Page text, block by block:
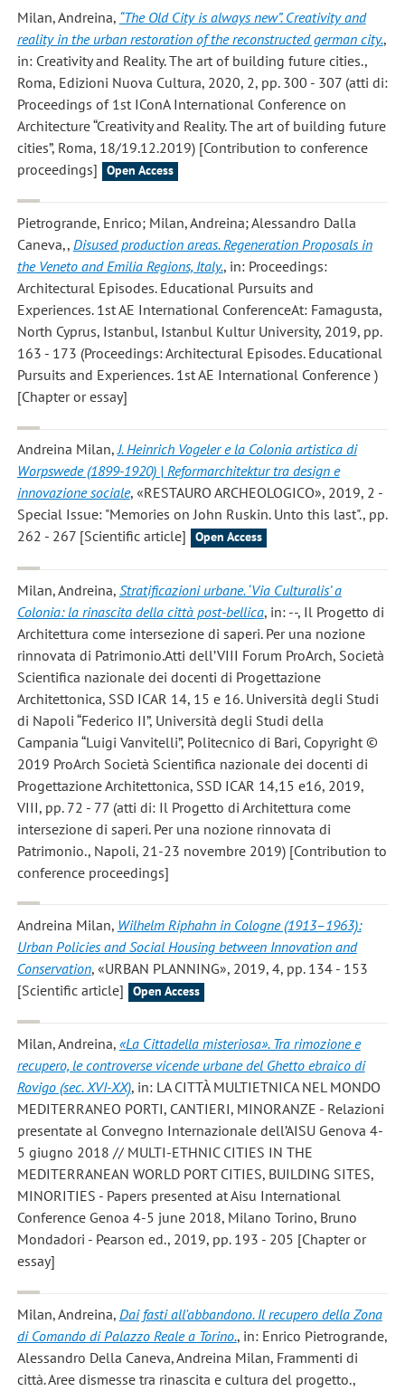
Milan, Andreina, “The Old City is always new”. Creativity and
reality in the urban restoration of the reconstructed german city.,
in: Creativity and Reality. The art of building future cities.,
Roma, Edizioni Nuova Cultura, 2020, 2, pp. 300 - 307 (atti di:
Proceedings of 1st IConA International Conference on
Architecture “Creativity and Reality. The art of building future
cities”, Roma, 18/19.12.2019) [Contribution to conference
proceedings]
Open Access
Pietrogrande, Enrico; Milan, Andreina; Alessandro Dalla
Caneva,, Disused production areas. Regeneration Proposals in
the Veneto and Emilia Regions, Italy., in: Proceedings:
Architectural Episodes. Educational Pursuits and
Experiences. 1st AE International ConferenceAt: Famagusta,
North Cyprus, Istanbul, Istanbul Kultur University, 2019, pp.
163 - 173 (Proceedings: Architectural Episodes. Educational
Pursuits and Experiences. 1st AE International Conference )
[Chapter or essay]
Andreina Milan,J. Heinrich Vogeler e la Colonia artistica di
Worpswede (1899-1920) | Reformarchitektur tra design e
innovazione sociale, «RESTAURO ARCHEOLOGICO», 2019, 2 -
Special Issue: "Memories on John Ruskin. Unto this last"., pp.
262 - 267 [Scientific article]
Open Access
Milan, Andreina, Stratificazioni urbane. ‘Via Culturalis’ a
Colonia: la rinascita della città post-bellica, in: --, Il Progetto di
Architettura come intersezione di saperi. Per una nozione
rinnovata di Patrimonio.Atti dell’VIII Forum ProArch, Società
Scientifica nazionale dei docenti di Progettazione
Architettonica, SSD ICAR 14, 15 e 16. Università degli Studi
di Napoli “Federico II”, Università degli Studi della
Campania “Luigi Vanvitelli”, Politecnico di Bari, Copyright ©
2019 ProArch Società Scientifica nazionale dei docenti di
Progettazione Architettonica, SSD ICAR 14,15 e16, 2019,
VIII, pp. 72 - 77 (atti di: Il Progetto di Architettura come
intersezione di saperi. Per una nozione rinnovata di
Patrimonio., Napoli, 21-23 novembre 2019) [Contribution to
conference proceedings]
Andreina Milan, Wilhelm Riphahn in Cologne (1913–1963):
Urban Policies and Social Housing between Innovation and
Conservation, «URBAN PLANNING», 2019, 4, pp. 134 - 153
[Scientific article]
Open Access
Milan, Andreina, «La Cittadella misteriosa». Tra rimozione e
recupero, le controverse vicende urbane del Ghetto ebraico di
Rovigo (sec. XVI-XX), in: LA CITTÀ MULTIETNICA NEL MONDO
MEDITERRANEO PORTI, CANTIERI, MINORANZE - Relazioni
presentate al Convegno Internazionale dell’AISU Genova 4-
5 giugno 2018 // MULTI-ETHNIC CITIES IN THE
MEDITERRANEAN WORLD PORT CITIES, BUILDING SITES,
MINORITIES - Papers presented at Aisu International
Conference Genoa 4-5 june 2018, Milano Torino, Bruno
Mondadori - Pearson ed., 2019, pp. 193 - 205 [Chapter or
essay]
Milan, Andreina, Dai fasti all'abbandono. Il recupero della Zona
di Comando di Palazzo Reale a Torino., in: Enrico Pietrogrande,
Alessandro Della Caneva, Andreina Milan, Frammenti di
città. Aree dismesse tra rinascita e cultura del progetto.,